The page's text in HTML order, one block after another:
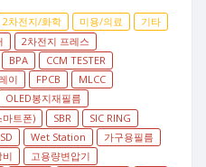
2차전지/화학 미용/의료
기타
2차전지 프레스
BPA
CCM TESTER
이 FPCB
MLCC
OLED봉지재필름
마트폰) SBR
SIC RING
Wet Station
가구용필름
고용량변압기